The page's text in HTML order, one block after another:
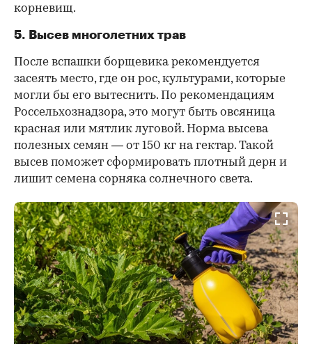
корневищ.
5. Высев многолетних трав
После вспашки борщевика рекомендуется
засеять место, где он рос, культурами, которые
могли бы его вытеснить. По рекомендациям
Россельхознадзора, это могут быть овсяница
красная или мятлик луговой. Норма высева
полезных семян — от 150 кг на гектар. Такой
высев поможет сформировать плотный дерн и
лишит семена сорняка солнечного света.